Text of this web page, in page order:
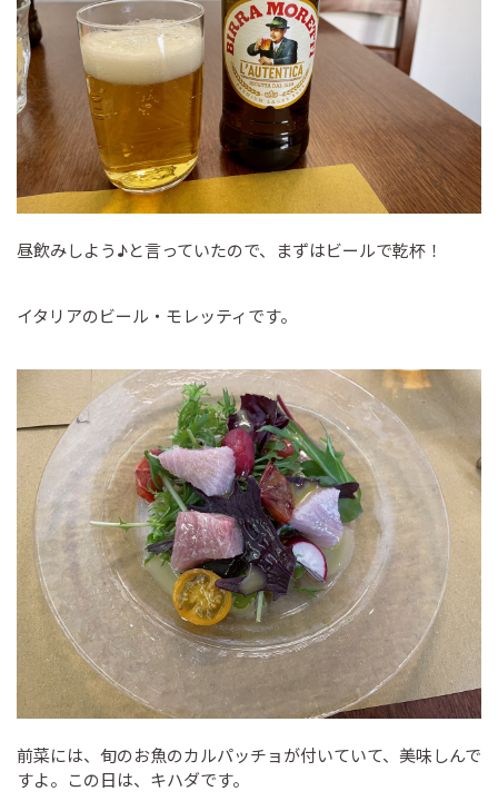
昼飲みしよう♪と言っていたので、まずはビールで乾杯！
イタリアのビール・モレッティです。
前菜には、旬のお魚のカルパッチョが付いていて、美味しんで
すよ。この日は、キハダです。